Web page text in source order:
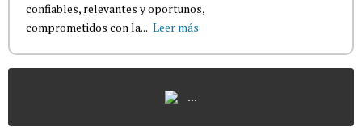
confiables, relevantes y oportunos,
comprometidos con la... Leer más
...